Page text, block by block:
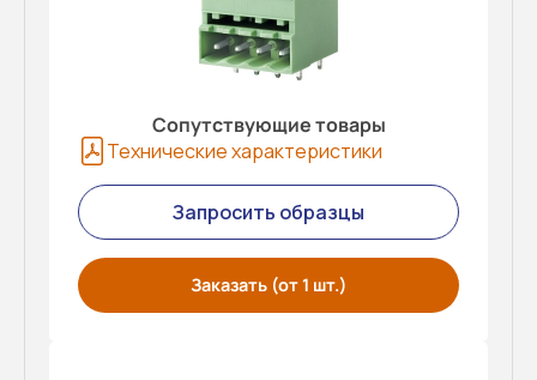
Сопутствующие товары
Технические характеристики
Запросить образцы
Заказать (от 1 шт.)